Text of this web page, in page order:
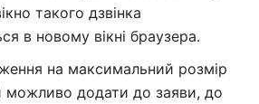
такого дзвінка
в новому вікні браузера.
на максимальний розмір
можливо додати до заяви, до